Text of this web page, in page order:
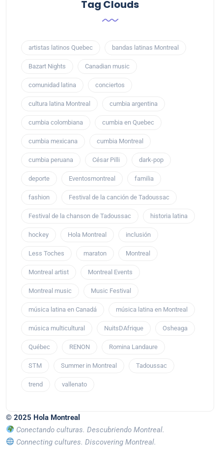
Tag Clouds
artistas latinos Quebec bandas latinas Montreal
Bazart Nights Canadian music
comunidad latina conciertos
cultura latina Montreal cumbia argentina
cumbia colombiana cumbia en Quebec
cumbia mexicana cumbia Montreal
cumbia peruana César Pilli dark-pop
deporte Eventosmontreal familia
fashion Festival de la canción de Tadoussac
Festival de la chanson de Tadoussac historia latina
hockey Hola Montreal inclusión
Less Toches maraton Montreal
Montreal artist Montreal Events
Montreal music Music Festival
música latina en Canadá música latina en Montreal
música multicultural NuitsDAfrique Osheaga
Québec RENON Romina Landaure
STM Summer in Montreal Tadoussac
trend vallenato
© 2025 Hola Montreal
Conectando culturas. Descubriendo Montreal.
Connecting cultures. Discovering Montreal.